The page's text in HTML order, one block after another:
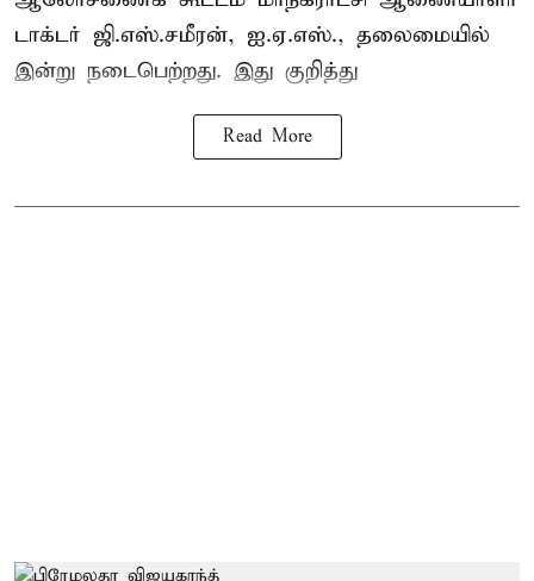
டாக்டர் ஜி.எஸ்.சமீரன், ஐ.ஏ.எஸ்., தலைமையில்
இன்று நடைபெற்றது. இது குறித்து
Read More